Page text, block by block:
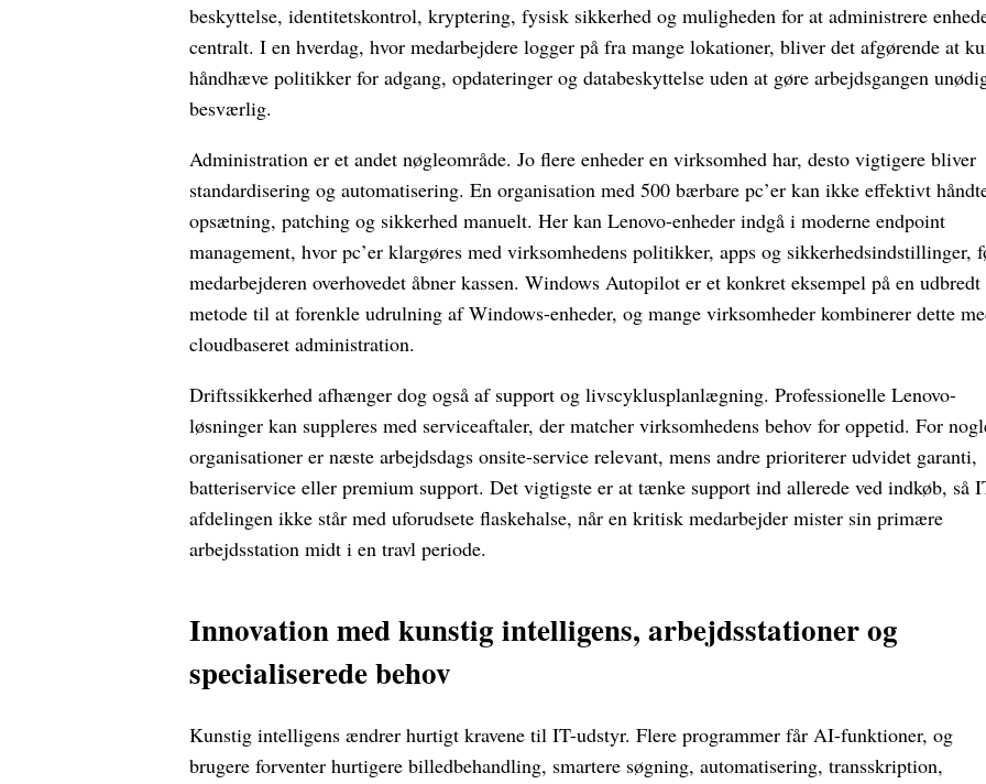
beskyttelse, identitetskontrol, kryptering, fysisk sikkerhed og muligheden for at administrere
centralt. I en hverdag, hvor medarbejdere logger på fra mange lokationer, bliver det afgørende at
håndhæve politikker for adgang, opdateringer og databeskyttelse uden at gøre arbejdsgangen
besværlig.
Administration er et andet nøgleområde. Jo flere enheder en virksomhed har, desto vigtigere bliver
standardisering og automatisering. En organisation med 500 bærbare pc’er kan ikke effektivt
opsætning, patching og sikkerhed manuelt. Her kan Lenovo-enheder indgå i moderne endpoint
management, hvor pc’er klargøres med virksomhedens politikker, apps og sikkerhedsindstillinger,
medarbejderen overhovedet åbner kassen. Windows Autopilot er et konkret eksempel på en udbredt
metode til at forenkle udrulning af Windows-enheder, og mange virksomheder kombinerer dette
cloudbaseret administration.
Driftssikkerhed afhænger dog også af support og livscyklusplanlægning. Professionelle Lenovo-
løsninger kan suppleres med serviceaftaler, der matcher virksomhedens behov for oppetid. For
organisationer er næste arbejdsdags onsite-service relevant, mens andre prioriterer udvidet garanti,
batteriservice eller premium support. Det vigtigste er at tænke support ind allerede ved indkøb, så
afdelingen ikke står med uforudsete flaskehalse, når en kritisk medarbejder mister sin primære
arbejdsstation midt i en travl periode.
Innovation med kunstig intelligens, arbejdsstationer og
specialiserede behov
Kunstig intelligens ændrer hurtigt kravene til IT-udstyr. Flere programmer får AI-funktioner, og
brugere forventer hurtigere billedbehandling, smartere søgning, automatisering, transskription,